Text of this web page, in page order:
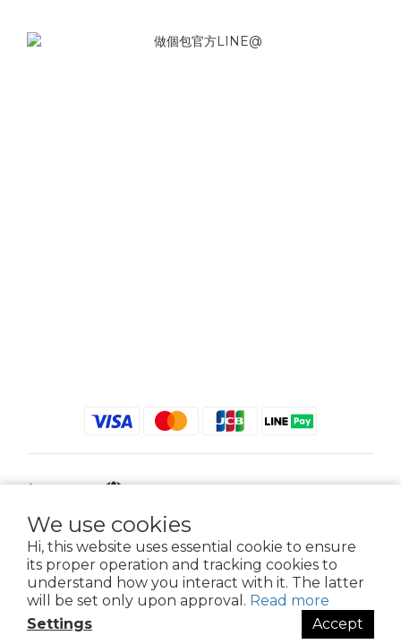
We use cookies
Hi, this website uses essential cookie to ensure
its proper operation and tracking cookies to
understand how you interact with it. The latter
will be set only upon approval. Read more
Settings
Accept
$ TWD English
2021 © iGreenbag | DoaBag | Working Hrs 8:30 - 18:00｜新北市新莊區中正路
659-5號3樓 | 02-2903-8800 | 統編 : 28396448 (唯一統編無關係企業)